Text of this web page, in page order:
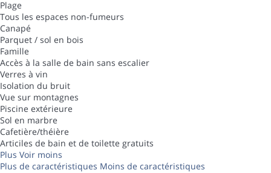
Plage
Tous les espaces non-fumeurs
Canapé
Parquet / sol en bois
Famille
Accès à la salle de bain sans escalier
Verres à vin
Isolation du bruit
Vue sur montagnes
Piscine extérieure
Sol en marbre
Cafetière/théière
Articiles de bain et de toilette gratuits
Plus Voir moins
Plus de caractéristiques Moins de caractéristiques